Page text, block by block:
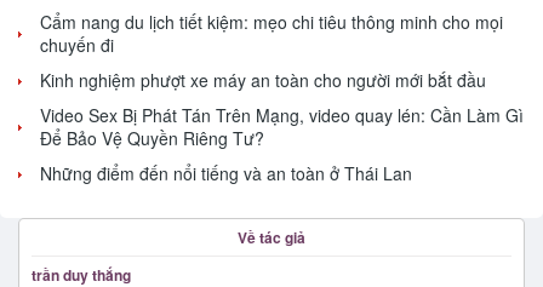
Cẩm nang du lịch tiết kiệm: mẹo chi tiêu thông minh cho mọi
chuyến đi
Kinh nghiệm phượt xe máy an toàn cho người mới bắt đầu
Video Sex Bị Phát Tán Trên Mạng, video quay lén: Cần Làm Gì
Để Bảo Vệ Quyền Riêng Tư?
Những điểm đến nổi tiếng và an toàn ở Thái Lan
Về tác giả
trần duy thắng